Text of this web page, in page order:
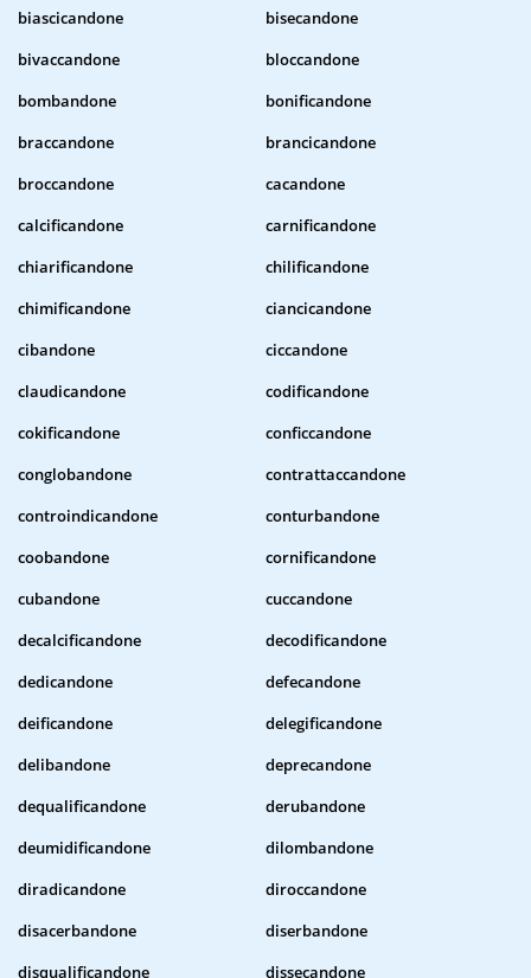
biascicandone
bisecandone
bivaccandone
bloccandone
bombandone
bonificandone
braccandone
brancicandone
broccandone
cacandone
calcificandone
carnificandone
chiarificandone
chilificandone
chimificandone
ciancicandone
cibandone
ciccandone
claudicandone
codificandone
cokificandone
conficcandone
conglobandone
contrattaccandone
controindicandone
conturbandone
coobandone
cornificandone
cubandone
cuccandone
decalcificandone
decodificandone
dedicandone
defecandone
deificandone
delegificandone
delibandone
deprecandone
dequalificandone
derubandone
deumidificandone
dilombandone
diradicandone
diroccandone
disacerbandone
diserbandone
disqualificandone
dissecandone